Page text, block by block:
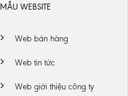
MẪU WEBSITE
Web bán hàng
Web tin tức
Web giới thiệu công ty